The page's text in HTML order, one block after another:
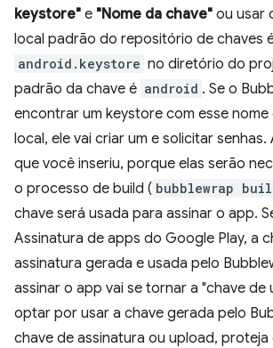
keystore" e "Nome da chave" ou usar
local padrão do repositório de chaves
android.keystore no diretório do
padrão da chave é android . Se o
encontrar um keystore com esse nome
local, ele vai criar um e solicitar senhas.
que você inseriu, porque elas serão
o processo de build ( bubblewrap
chave será usada para assinar o app.
Assinatura de apps do Google Play, a
assinatura gerada e usada pelo
assinar o app vai se tornar a "chave de
optar por usar a chave gerada pelo
chave de assinatura ou upload, proteja